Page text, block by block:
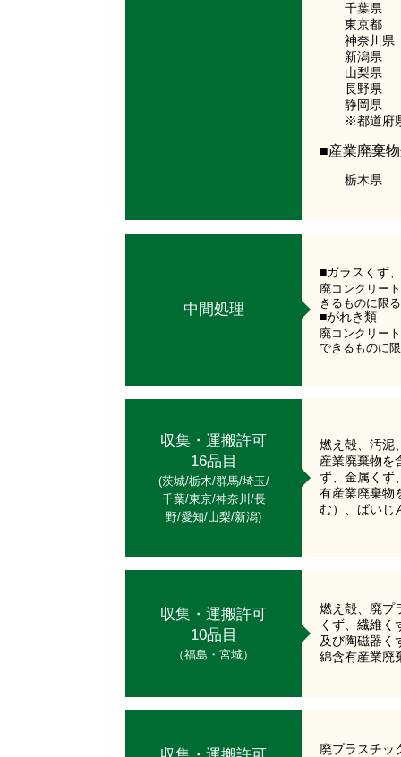
千葉県
東京都
神奈川県
新潟県
山梨県
長野県
静岡県
※都道府
■産業廃棄
栃木県
中間処理
■ガラスくず
廃コンクリー
きるものに限
■がれき類
廃コンクリー
できるものに
収集・運搬許可
16品目
(茨城/栃木/群馬/埼玉/
千葉/東京/神奈川/長
野/愛知/山梨/新潟)
燃え殻、汚泥
産業廃棄物を
ず、金属くず
有産業廃棄物
む）、ばいじ
収集・運搬許可
10品目
（福島・宮城）
燃え殻、廃プ
くず、繊維く
及び陶磁器く
綿含有産業廃
廃プラスチッ